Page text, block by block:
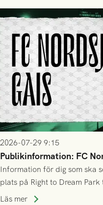
2026-07-29 9:15
Publikinformation: FC
Information för dig som ska
plats på Right to Dream
Läs mer